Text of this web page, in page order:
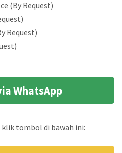
(By Request)
Request)
WhatsApp
tombol di bawah ini: